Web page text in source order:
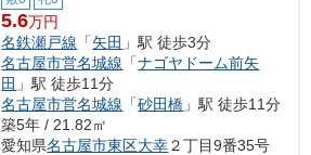
5.6万円
名鉄瀬戸線 「矢田 」駅 徒歩3分
名古屋市営名城線 「ナゴヤドーム前矢
田 」駅 徒歩11分
名古屋市営名城線 「砂田橋 」駅 徒歩11分
築5年 / 21.82㎡
愛知県名古屋市東区大幸２丁目9番35号